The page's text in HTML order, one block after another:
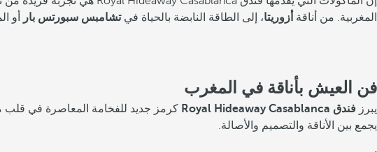
المغربية. من أناقة أزوريتا، إلى الطاقة النابضة بالحياة فيتشامبس سبورتس بار أو
فن العيش بأناقة في المغرب
يبرز فندق Royal Hideaway Casablanca
كرمز جديد للفخامة المعاصرة في قلب
يجمع بين الأناقة والتصميم والأصالة.